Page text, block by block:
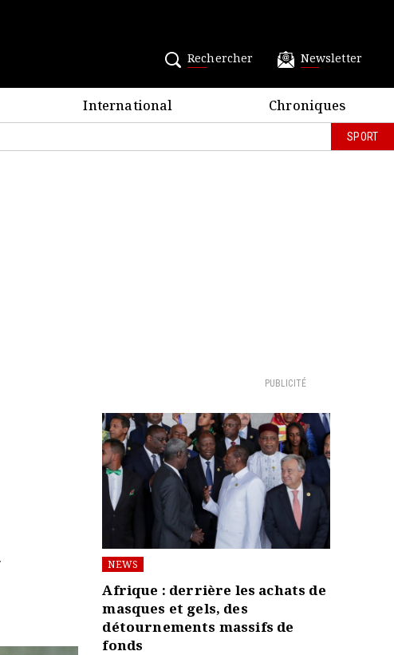
Rechercher Newsletter
International Chroniques
SPORT
PUBLICITÉ
NEWS
Afrique : derrière les achats de
masques et gels, des
détournements massifs de
fonds